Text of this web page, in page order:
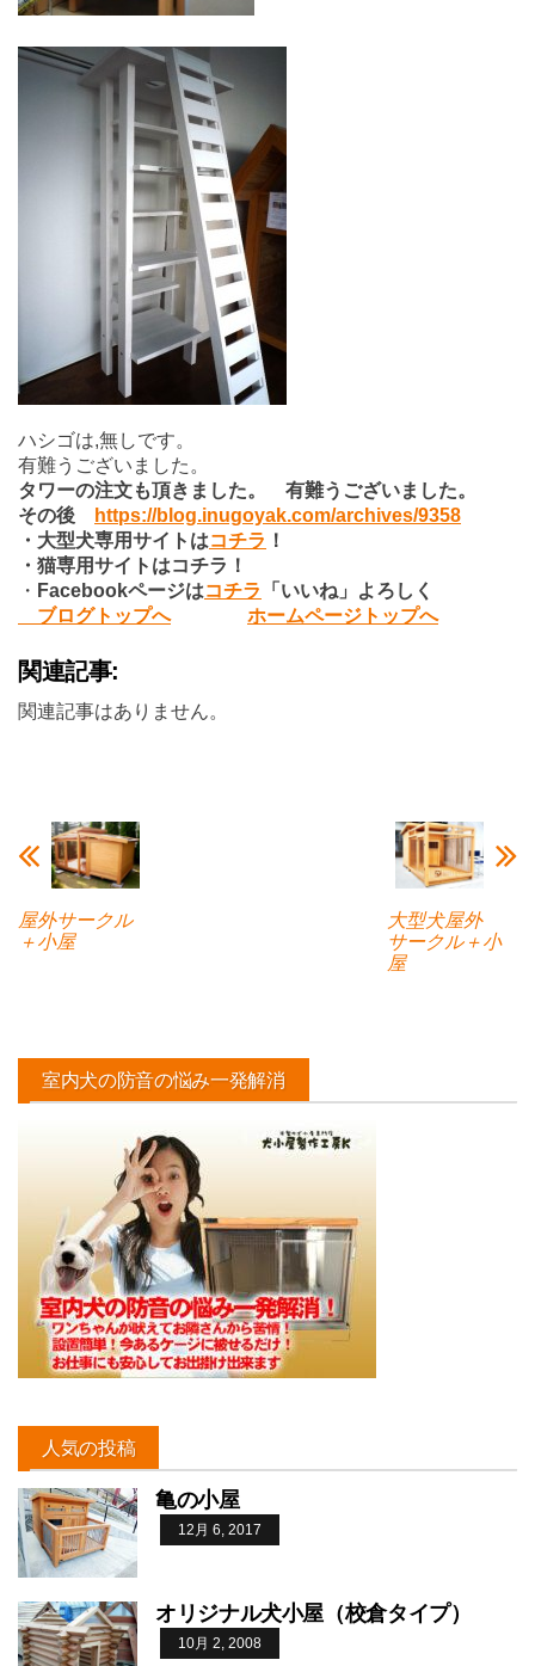
ハシゴは,無しです。
有難うございました。
タワーの注文も頂きました。 有難うございました。
その後
https://blog.inugoyak.com/archives/9358
・大型犬専用サイトはコチラ ！
・猫専用サイトはコチラ！
・ Facebookページはコチラ
「いいね」よろしく
ブログトップへ
ホームページトップへ
関連記事:
関連記事はありません。
屋外サークル
＋小屋
大型犬屋外
サークル＋小
屋
室内犬の防音の悩み一発解消
人気の投稿
亀の小屋
12月 6, 2017
オリジナル犬小屋（校倉タイプ）
10月 2, 2008